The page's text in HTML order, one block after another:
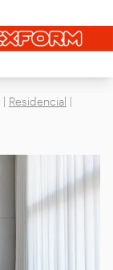
| Residencial |